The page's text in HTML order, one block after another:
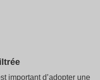
important d’adopter une